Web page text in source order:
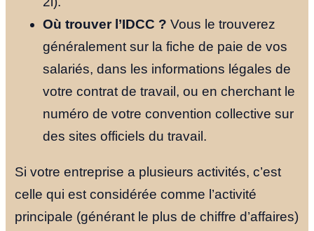
Le
Ressources
YOUTUBE
LINKEDIN
LIEN
Où trouver l’IDCC ? Vous le trouverez
généralement sur la fiche de paie de vos
salariés, dans les informations légales de
votre contrat de travail, ou en cherchant le
numéro de votre convention collective sur
des sites officiels du travail.
Si votre entreprise a plusieurs activités, c’est
celle qui est considérée comme l’activité
principale (générant le plus de chiffre d’affaires)